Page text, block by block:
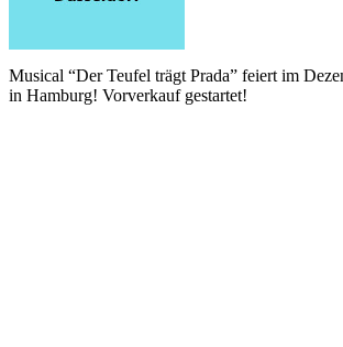
Musical “Der Teufel trägt Prada” feiert im
in Hamburg! Vorverkauf gestartet!